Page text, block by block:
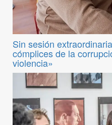
Sin sesión
cómplices de la
violencia»